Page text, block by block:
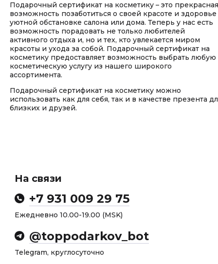
Подарочный сертификат на косметику – это прекрасная
возможность позаботиться о своей красоте и здоровье
уютной обстановке салона или дома. Теперь у нас есть
возможность порадовать не только любителей
активного отдыха и, но и тех, кто увлекается миром
красоты и ухода за собой. Подарочный сертификат на
косметику предоставляет возможность выбрать любую
косметическую услугу из нашего широкого
ассортимента.
Подарочный сертификат на косметику можно
использовать как для себя, так и в качестве презента
близких и друзей.
На связи
+7 931 009 29 75
Ежедневно 10.00-19.00 (MSK)
@toppodarkov_bot
Telegram, круглосуточно